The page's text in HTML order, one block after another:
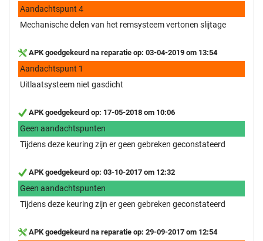
Aandachtspunt 4
Mechanische delen van het remsysteem vertonen slijtage
APK goedgekeurd na reparatie op: 03-04-2019 om 13:54
Aandachtspunt 1
Uitlaatsysteem niet gasdicht
APK goedgekeurd op: 17-05-2018 om 10:06
Geen aandachtspunten
Tijdens deze keuring zijn er geen gebreken geconstateerd
APK goedgekeurd op: 03-10-2017 om 12:32
Geen aandachtspunten
Tijdens deze keuring zijn er geen gebreken geconstateerd
APK goedgekeurd na reparatie op: 29-09-2017 om 12:54